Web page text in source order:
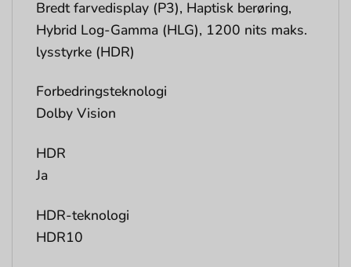
Bredt farvedisplay (P3), Haptisk berøring,
Hybrid Log-Gamma (HLG), 1200 nits maks.
lysstyrke (HDR)
Forbedringsteknologi
Dolby Vision
HDR
Ja
HDR-teknologi
HDR10